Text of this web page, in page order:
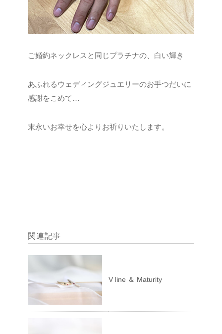
ご婚約ネックレスと同じプラチナの、白い輝き
あふれるウェディングジュエリーのお手つだいに
感謝をこめて…
末永いお幸せを心よりお祈りいたします。
関連記事
V line ＆ Maturity